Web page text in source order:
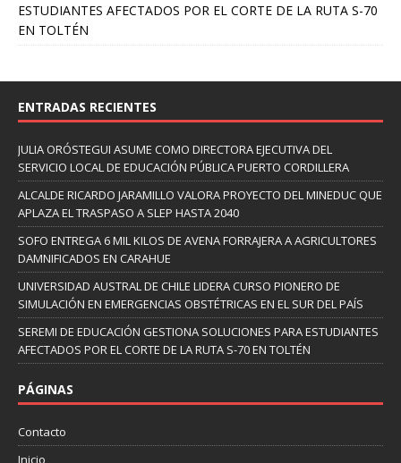
ESTUDIANTES AFECTADOS POR EL CORTE DE LA RUTA S-70
EN TOLTÉN
ENTRADAS RECIENTES
JULIA ORÓSTEGUI ASUME COMO DIRECTORA EJECUTIVA DEL
SERVICIO LOCAL DE EDUCACIÓN PÚBLICA PUERTO CORDILLERA
ALCALDE RICARDO JARAMILLO VALORA PROYECTO DEL MINEDUC QUE
APLAZA EL TRASPASO A SLEP HASTA 2040
SOFO ENTREGA 6 MIL KILOS DE AVENA FORRAJERA A AGRICULTORES
DAMNIFICADOS EN CARAHUE
UNIVERSIDAD AUSTRAL DE CHILE LIDERA CURSO PIONERO DE
SIMULACIÓN EN EMERGENCIAS OBSTÉTRICAS EN EL SUR DEL PAÍS
SEREMI DE EDUCACIÓN GESTIONA SOLUCIONES PARA ESTUDIANTES
AFECTADOS POR EL CORTE DE LA RUTA S-70 EN TOLTÉN
PÁGINAS
Contacto
Inicio